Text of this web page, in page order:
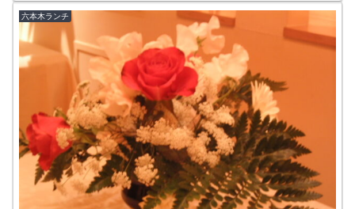
六本木ランチ